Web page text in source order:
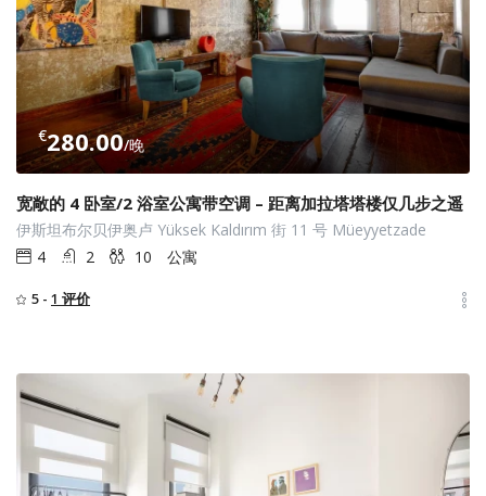
€280.00/晚
宽敞的 4 卧室/2 浴室公寓带空调 – 距离加拉塔塔楼仅几步之遥
伊斯坦布尔贝伊奥卢 Yüksek Kaldırım 街 11 号 Müeyyetzade
4
2 10 公寓
5 - 1 评价